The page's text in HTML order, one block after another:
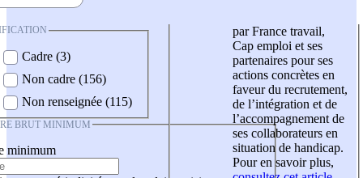
Cadre (3)
Non cadre (156)
Non renseignée (115)
BRUT MINIMUM
minimum
par France travail,
Cap emploi et ses
partenaires pour ses
actions concrètes en
faveur du recrutement,
de l’intégration et de
l’accompagnement de
ses collaborateurs en
situation de handicap.
Pour en savoir plus,